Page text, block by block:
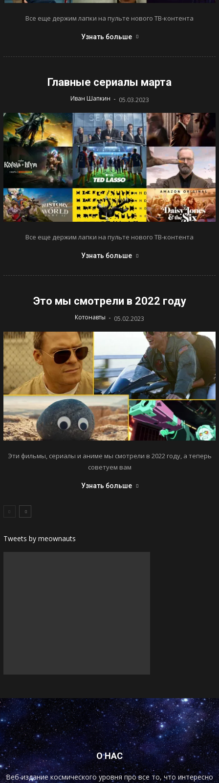
Все еще держим лапки на пульте нового ТВ-контента
Узнать больше
Главные сериалы марта
Иван Шапкин - 05.03.2023
Все еще держим лапки на пульте нового ТВ-контента
Узнать больше
Это мы смотрели в 2022 году
Котонавты - 05.02.2023
Эти фильмы, сериалы и аниме мы смотрели в 2022 году, а теперь
советуем вам
Узнать больше
Tweets by meownauts
О НАС
Веб-издание космического уровня про все то, что интересно